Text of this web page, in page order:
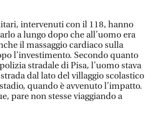
intervenuti con il 118, hanno
a lungo dopo che all’uomo era
il massaggio cardiaco sulla
l’investimento. Secondo quanto
stradale di Pisa, l’uomo stava
dal lato del villaggio scolastico
quando è avvenuto l’impatto.
pare non stesse viaggiando a